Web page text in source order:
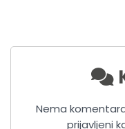
Nema
prijavljeni